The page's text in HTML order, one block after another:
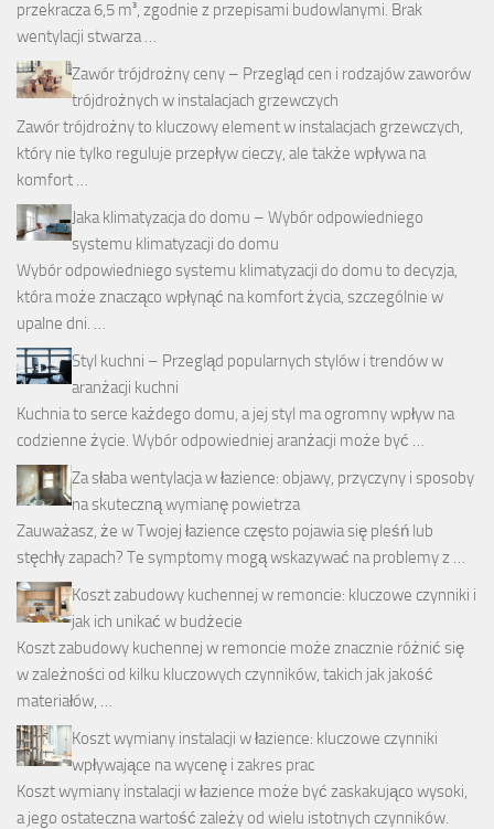
przekracza 6,5 m³, zgodnie z przepisami budowlanymi. Brak
wentylacji stwarza …
Zawór trójdrożny ceny – Przegląd cen i rodzajów zaworów
trójdrożnych w instalacjach grzewczych
Zawór trójdrożny to kluczowy element w instalacjach grzewczych,
który nie tylko reguluje przepływ cieczy, ale także wpływa na
komfort …
Jaka klimatyzacja do domu – Wybór odpowiedniego
systemu klimatyzacji do domu
Wybór odpowiedniego systemu klimatyzacji do domu to decyzja,
która może znacząco wpłynąć na komfort życia, szczególnie w
upalne dni. …
Styl kuchni – Przegląd popularnych stylów i trendów w
aranżacji kuchni
Kuchnia to serce każdego domu, a jej styl ma ogromny wpływ na
codzienne życie. Wybór odpowiedniej aranżacji może być …
Za słaba wentylacja w łazience: objawy, przyczyny i sposoby
na skuteczną wymianę powietrza
Zauważasz, że w Twojej łazience często pojawia się pleśń lub
stęchły zapach? Te symptomy mogą wskazywać na problemy z …
Koszt zabudowy kuchennej w remoncie: kluczowe czynniki i
jak ich unikać w budżecie
Koszt zabudowy kuchennej w remoncie może znacznie różnić się
w zależności od kilku kluczowych czynników, takich jak jakość
materiałów, …
Koszt wymiany instalacji w łazience: kluczowe czynniki
wpływające na wycenę i zakres prac
Koszt wymiany instalacji w łazience może być zaskakująco wysoki,
a jego ostateczna wartość zależy od wielu istotnych czynników.